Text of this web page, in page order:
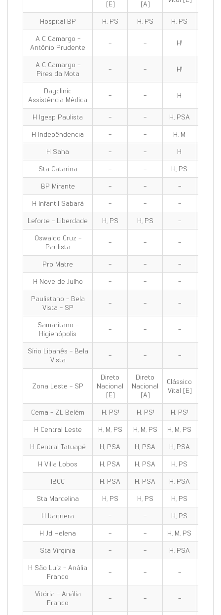
[E]
[A]
Hospital BP H, PS H, PS H, PS
A C Camargo -
Antônio Prudente
- - H¹
A C Camargo -
Pires da Mota
- - H¹
Dayclinic
Assistência Médica
- - H
H Igesp Paulista - - H, PSA
H Indepêndencia
- - H, M
H Saha
- - H
Sta Catarina
- - H, PS
BP Mirante
- - -
H Infantil Sabará
- - -
Leforte - Liberdade
H, PS H, PS -
Oswaldo Cruz -
Paulista
- - -
Pro Matre - - -
H Nove de Julho
- - -
Paulistano - Bela
Vista - SP
- - -
Samaritano -
Higienópolis
- - -
Sírio Libanês - Bela
Vista
- - -
Zona Leste - SP
Direto
Nacional
[E]
Direto
Nacional
[A]
Clássico
Vital [E]
Cema - ZL Belém H, PS¹ H, PS¹ H, PS¹
H Central Leste
H, M, PS H, M, PS H, M, PS
H Central Tatuapé
H, PSA H, PSA H, PSA
H Villa Lobos
H, PSA H, PSA H, PS
IBCC
H, PSA H, PSA H, PSA
Sta Marcelina
H, PS H, PS H, PS
H Itaquera
- - H, PS
H Jd Helena
- - H, M, PS
Sta Virginia
- - H, PSA
H São Luíz - Anália
Franco
- - -
Vitória - Anália
Franco
- - -